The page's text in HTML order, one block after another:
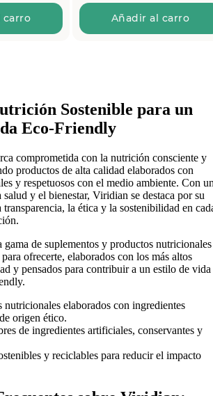
carro Añadir al carro
Sostenible para un
Eco-Friendly
comprometida con la nutrición consciente y
productos de alta calidad elaborados con
y respetuosos con el medio ambiente. Con
y el bienestar, Viridian se destaca por su
la ética y la sostenibilidad en
gama de suplementos y productos nutricionales
ofrecerte, elaborados con los más altos
y pensados para contribuir a un estilo de vida
nutricionales elaborados con ingredientes
origen ético.
de ingredientes artificiales, conservantes y
y reciclables para reducir el impacto